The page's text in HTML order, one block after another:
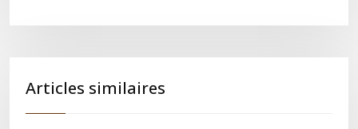
Articles similaires